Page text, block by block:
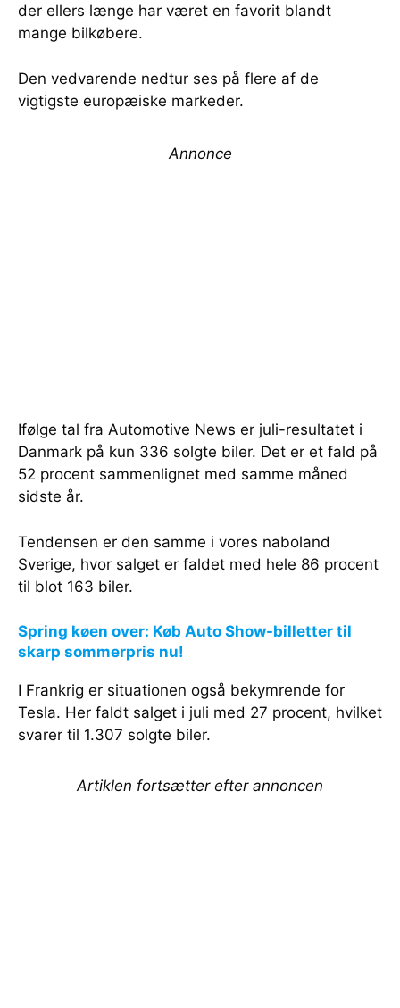
der ellers længe har været en favorit blandt
mange bilkøbere.
Den vedvarende nedtur ses på flere af de
vigtigste europæiske markeder.
Annonce
Ifølge tal fra Automotive News er juli-resultatet i
Danmark på kun 336 solgte biler. Det er et fald på
52 procent sammenlignet med samme måned
sidste år.
Tendensen er den samme i vores naboland
Sverige, hvor salget er faldet med hele 86 procent
til blot 163 biler.
Spring køen over: Køb Auto Show-billetter til
skarp sommerpris nu!
I Frankrig er situationen også bekymrende for
Tesla. Her faldt salget i juli med 27 procent, hvilket
svarer til 1.307 solgte biler.
Artiklen fortsætter efter annoncen